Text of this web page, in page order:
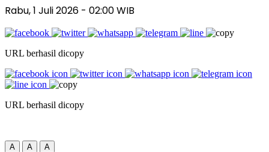
Rabu, 1 Juli 2026 - 02:00 WIB
URL berhasil dicopy
URL berhasil dicopy
A A A